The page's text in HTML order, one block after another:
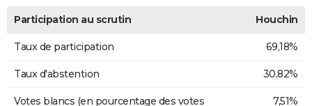
FORUM
Participation au scrutin Houchin
Taux de participation 69,18%
Taux d'abstention 30,82%
Votes blancs (en pourcentage des votes
7,51%